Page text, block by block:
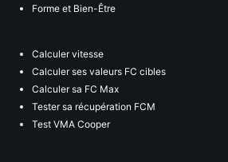
Forme et Bien-Être
Calculer vitesse
Calculer ses valeurs FC cibles
Calculer sa FC Max
Tester sa récupération FCM
Test VMA Cooper